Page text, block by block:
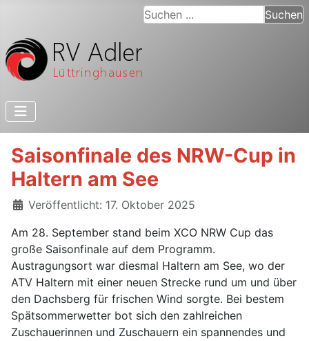
Suchen ... Suchen
Saisonfinale des NRW-Cup in
Haltern am See
Details
Veröffentlicht: 17. Oktober 2025
Am 28. September stand beim XCO NRW Cup das
große Saisonfinale auf dem Programm.
Austragungsort war diesmal Haltern am See, wo der
ATV Haltern mit einer neuen Strecke rund um und über
den Dachsberg für frischen Wind sorgte. Bei bestem
Spätsommerwetter bot sich den zahlreichen
Zuschauerinnen und Zuschauern ein spannendes und